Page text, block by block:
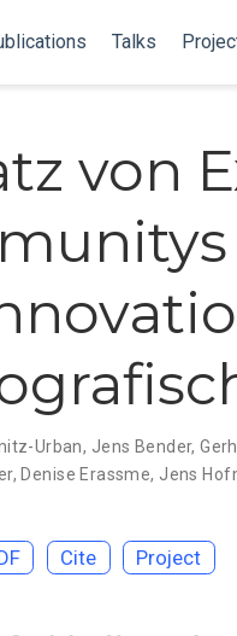
Talks
von
Urban, Jens Bender,
,Denise Erassme, Jens
Cite Project